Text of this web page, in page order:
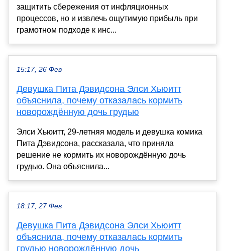
защитить сбережения от инфляционных
процессов, но и извлечь ощутимую прибыль при
грамотном подходе к инс...
15:17, 26 Фев
Девушка Пита Дэвидсона Элси Хьюитт
объяснила, почему отказалась кормить
новорождённую дочь грудью
Элси Хьюитт, 29-летняя модель и девушка комика
Пита Дэвидсона, рассказала, что приняла
решение не кормить их новорождённую дочь
грудью. Она объяснила...
18:17, 27 Фев
Девушка Пита Дэвидсона Элси Хьюитт
объяснила, почему отказалась кормить
грудью новорождённую дочь